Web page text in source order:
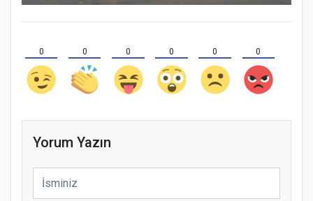
0 0 0 0 0 0
Yorum Yazın